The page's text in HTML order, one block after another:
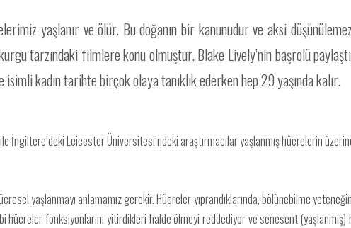
yaşlanır ve ölür. Bu doğanın bir kanunudur ve aksi
tarzındaki filmlere konu olmuştur. Blake Lively’nin başrolü
kadın tarihte birçok olaya tanıklık ederken hep 29 yaşında kalır.
İngiltere’deki Leicester Üniversitesi’ndeki araştırmacılar yaşlanmış hücrelerin
yaşlanmayı anlamamız gerekir. Hücreler yıprandıklarında, bölünebilme
fonksiyonlarını yitirdikleri halde ölmeyi reddediyor ve senesent (yaşlanmış)